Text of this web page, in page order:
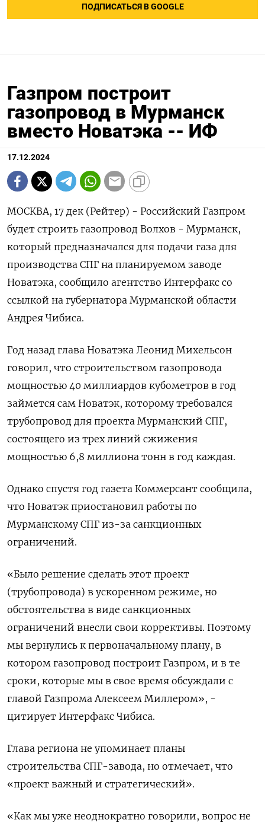
ПОДПИСАТЬСЯ В GOOGLE
Газпром построит
газопровод в Мурманск
вместо Новатэка -- ИФ
17.12.2024
МОСКВА, 17 дек (Рейтер) - Российский Газпром
будет строить газопровод Волхов - Мурманск,
который предназначался для подачи газа для
производства СПГ на планируемом заводе
Новатэка, сообщило агентство Интерфакс со
ссылкой на губернатора Мурманской области
Андрея Чибиса.
Год назад глава Новатэка Леонид Михельсон
говорил, что строительством газопровода
мощностью 40 миллиардов кубометров в год
займется сам Новатэк, которому требовался
трубопровод для проекта Мурманский СПГ,
состоящего из трех линий сжижения
мощностью 6,8 миллиона тонн в год каждая.
Однако спустя год газета Коммерсант сообщила,
что Новатэк приостановил работы по
Мурманскому СПГ из-за санкционных
ограничений.
«Было решение сделать этот проект
(трубопровода) в ускоренном режиме, но
обстоятельства в виде санкционных
ограничений внесли свои коррективы. Поэтому
мы вернулись к первоначальному плану, в
котором газопровод построит Газпром, и в те
сроки, которые мы в свое время обсуждали с
главой Газпрома Алексеем Миллером», -
цитирует Интерфакс Чибиса.
Глава региона не упоминает планы
строительства СПГ-завода, но отмечает, что
«проект важный и стратегический».
«Как мы уже неоднократно говорили, вопрос не